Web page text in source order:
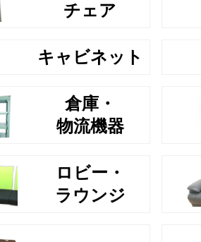
チェア
キャビネット
倉庫・
物流機器
ロビー・
ラウンジ